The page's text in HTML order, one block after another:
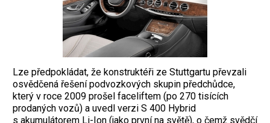
Lze předpokládat, že konstruktéři ze Stuttgartu převzali
osvědčená řešení podvozkových skupin předchůdce,
který v roce 2009 prošel faceliftem (po 270 tisících
prodaných vozů) a uvedl verzi S 400 Hybrid
s akumulátorem Li-Ion (jako první na světě), o čemž svědčí